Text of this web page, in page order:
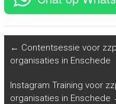
← Contentsessie voor
organisaties in Enschede
Instagram Training voor
organisaties in Enschede